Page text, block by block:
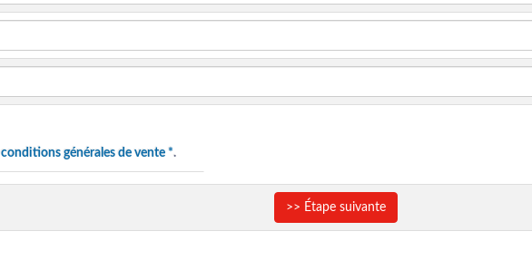
conditions générales de vente *.
>> Étape suivante